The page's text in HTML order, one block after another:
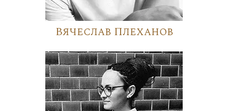
Вячеслав Плеханов